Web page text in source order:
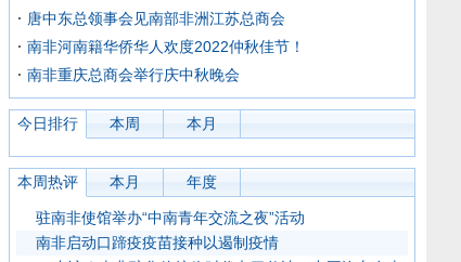
唐中东总领事会见南部非洲江苏总商会
南非河南籍华侨华人欢度2022仲秋佳节！
南非重庆总商会举行庆中秋晚会
今日排行 本周 本月
本周热评 本月 年度
驻南非使馆举办“中南青年交流之夜”活动
南非启动口蹄疫疫苗接种以遏制疫情